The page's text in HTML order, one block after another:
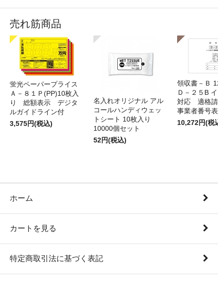
売れ筋商品
蛍光ペーパープライス
Ａ－８１Ｐ(PP)10枚入
り 総額表示 デジタ
ルガイドライン付
3,575円(税込)
名入れオリジナル アル
コールハンディウェッ
トシート 10枚入り
10000個セット
52円(税込)
領収書－Ｂ
Ｄ－２５B
対応 適格請
事業者番号
10,272円(税
ホーム
カートを見る
特定商取引法に基づく表記